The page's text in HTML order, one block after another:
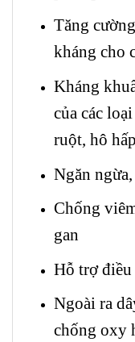
Tăng
kháng cho
Kháng
của các
ruột, hô
Ngăn
Chống
gan
Hỗ trợ
Ngoài ra
chống oxy